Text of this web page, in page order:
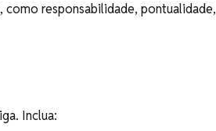
responsabilidade, pontualidade,
Inclua: